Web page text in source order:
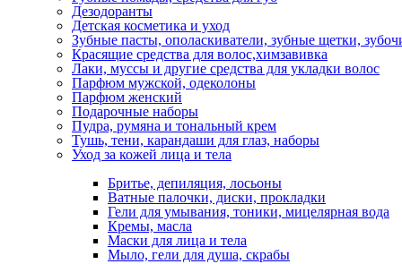
Дезодоранты
Детская косметика и уход
Зубные пасты, ополаскиватели, зубные щетки,
Красящие средства для волос,химзавивка
Лаки, муссы и другие средства для укладки волос
Парфюм мужской, одеколоны
Парфюм женский
Подарочные наборы
Пудра, румяна и тональный крем
Тушь, тени, карандаши для глаз, наборы
Уход за кожей лица и тела
Бритье, депиляция, лосьоны
Ватные палочки, диски, прокладки
Гели для умывания, тоники, мицелярная вода
Кремы, масла
Маски для лица и тела
Мыло, гели для душа, скрабы